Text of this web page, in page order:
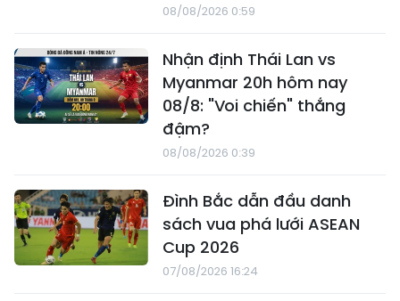
08/08/2026 0:59
Nhận định Thái Lan vs
Myanmar 20h hôm nay
08/8: "Voi chiến" thắng
đậm?
08/08/2026 0:39
Đình Bắc dẫn đầu danh
sách vua phá lưới ASEAN
Cup 2026
07/08/2026 16:24